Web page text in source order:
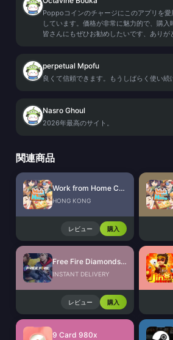
Poppoコインのチャージにこのアプリを愛
しています。価格が非常に魅力的で、購入
皆さんにもぜひお勧めしたいです、ありが
perpetual Mpofu
良くて信頼できます。もうしばらく使い続
Nasro Ghoul
2026年最高のサイト。
関連商品
Work from Home CdKey (HK)
HONG KONG
レビュー 購入
Free Fire Diamonds EU + TR
INSTANT DELIVERY
レビュー 購入
9 Card 980x